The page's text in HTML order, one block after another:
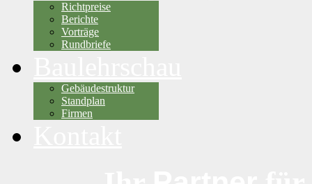
Richtpreise
Berichte
Vorträge
Rundbriefe
Gebäudestruktur
Standplan
Firmen